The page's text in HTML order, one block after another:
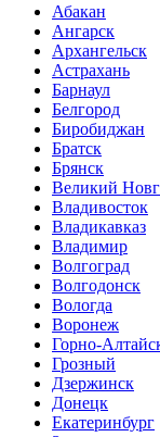
Абакан
Ангарск
Архангельск
Астрахань
Барнаул
Белгород
Биробиджан
Братск
Брянск
Великий
Владивосток
Владикавказ
Владимир
Волгоград
Волгодонск
Вологда
Воронеж
Горно-
Грозный
Дзержинск
Донецк
Екатеринбург